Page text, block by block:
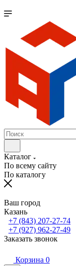
Каталог
По всему сайту
По каталогу
Ваш город
Казань
+7 (843) 207-27-74
+7 (927) 962-27-49
Заказать звонок
Корзина 0